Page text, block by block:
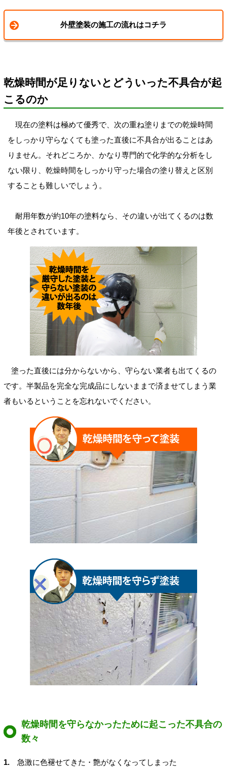
外壁塗装の施工の流れはコチラ
乾燥時間が足りないとどういった不具合が起
こるのか
現在の塗料は極めて優秀で、次の重ね塗りまでの乾燥時間
をしっかり守らなくても塗った直後に不具合が出ることはあ
りません。それどころか、かなり専門的で化学的な分析をし
ない限り、乾燥時間をしっかり守った場合の塗り替えと区別
することも難しいでしょう。
耐用年数が約10年の塗料なら、その違いが出てくるのは数
年後とされています。
塗った直後には分からないから、守らない業者も出てくるの
です。半製品を完全な完成品にしないままで済ませてしまう業
者もいるということを忘れないでください。
乾燥時間を守らなかったために起こった不具合の
数々
1. 急激に色褪せてきた・艶がなくなってしまった